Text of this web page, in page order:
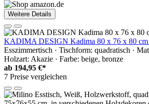
Weitere Details
KADIMA DESIGN Kadima 80 x 76 x 80 cm
Esszimmertisch · Tischform: quadratisch ·
Holzart: Akazie · Farbe: beige, bronze
ab 194,95 €*
7 Preise vergleichen